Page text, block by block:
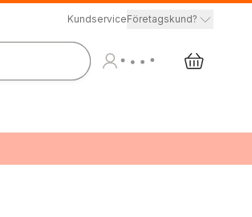
KundserviceFöretagskund?